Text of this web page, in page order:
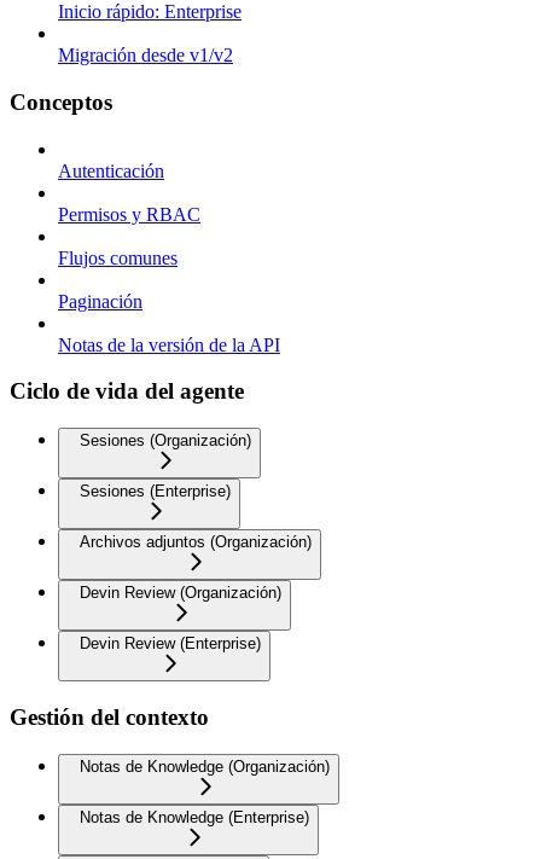
Inicio rápido: Enterprise
Migración desde v1/v2
Conceptos
Autenticación
Permisos y RBAC
Flujos comunes
Paginación
Notas de la versión de la API
Ciclo de vida del agente
Sesiones (Organización)
Sesiones (Enterprise)
Archivos adjuntos (Organización)
Devin Review (Organización)
Devin Review (Enterprise)
Gestión del contexto
Notas de Knowledge (Organización)
Notas de Knowledge (Enterprise)